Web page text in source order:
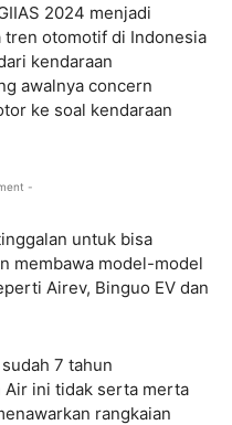
2024 menjadi
tren otomotif di Indonesia
kendaraan
awalnya concern
ke soal kendaraan
-
untuk bisa
membawa model-model
Airev, Binguo EV dan
7 tahun
Air ini tidak serta merta
rangkaian